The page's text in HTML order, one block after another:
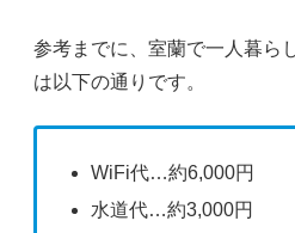
参考までに、室蘭で一人暮ら
は以下の通りです。
WiFi代…約6,000円
水道代…約3,000円